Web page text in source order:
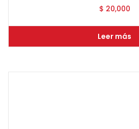
$ 20,000
Leer más